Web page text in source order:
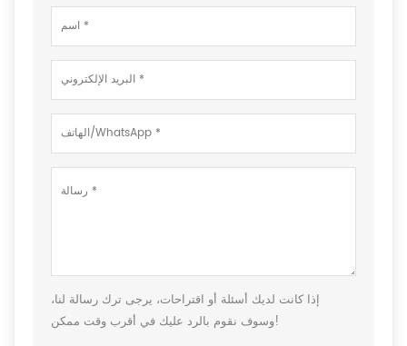
إذا كانت لديك أسئلة أو اقتراحات، يرجى ترك رسالة لنا،
وسوف نقوم بالرد عليك في أقرب وقت ممكن!